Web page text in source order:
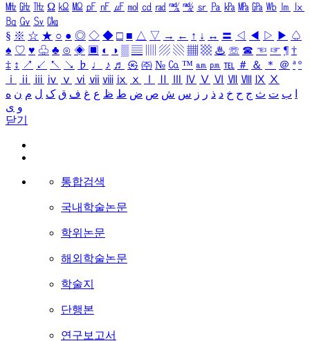
㎒ ㎓ ㎔ Ω ㏀ ㏁ ㎊ ㎋ ㎌ ㏖ ㏅ ㎭ ㎮ ㎯ ㏛ ㎩ ㎪ ㎫ ㎬ ㏝ ㏐
㏓
㏃ ㏉ ㏜ ㏆
§ ※ ☆ ★ ○ ● ◎ ◇ ◆ □ ■ △ ▽ → ← ↑ ↓ ↔ 〓 ◁ ◀ ▷ ▶ ♤
♠ ♡ ♥ ♧ ♣ ⊙ ◈ ▣ ◐ ◑ ▒ ▤ ▨ ▧ ▦ ▩ ♨ ☏ ☎ ☜ ☞ ¶ †
‡ ↕ ↗ ↙ ↖ ↘ ♭ ♩ ♪ ♬ ㉿ ㈜ № ㏇ ™ ㏂ ㏘ ℡ ＃ ＆ ＊ ＠ ª º
ⅰ
ⅱ ⅲ ⅳ ⅴ ⅵ ⅶ ⅷ ⅸ ⅹ Ⅳ Ⅴ Ⅵ Ⅶ Ⅷ Ⅸ Ⅹ
ب ت ث ج ح خ د ذ ر ز س ش ص ض ط ظ ع غ ف ق ک ل م ن ه
و ی
닫기
통합검색
국내학술논문
학위논문
해외학술논문
학술지
단행본
연구보고서